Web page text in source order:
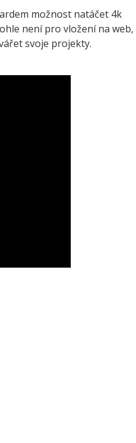
možnost natáčet 4k
není pro vložení na web,
svoje projekty.